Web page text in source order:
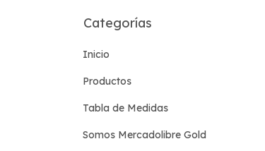
Categorías
Inicio
Productos
Tabla de Medidas
Somos Mercadolibre Gold